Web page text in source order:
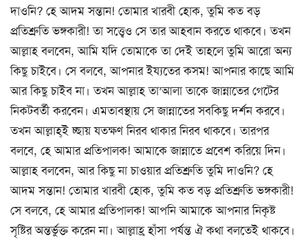
দাওনি? হে আদম সন্তান! তোমার খারবী হোক, তুমি কত বড়
প্রতিশ্রুতি ভঙ্গকারী! তা সত্ত্বেও সে তার আহবান করতে থাকবে। তখন
আল্লাহ বলবেন, আমি যদি তোমাকে তা দেই তাহলে তুমি আরো অন্য
কিছু চাইবে। সে বলবে, আপনার ইয্যতের কসম! আপনার কাছে আমি
আর কিছু চাইব না। তখন আল্লাহ তা’আলা তাকে জান্নাতের গেটের
নিকটবর্তী করবেন। এমতাবস্থায় সে জান্নাতের সবকিছু দর্শন করবে।
তখন আল্লাহ্ই চ্ছায় যতক্ষণ নিরব থাকার নিরব থাকবে। তারপর
বলবে, হে আমার প্রতিপালক! আমাকে জান্নাতে প্রবেশ করিয়ে দিন।
আল্লাহ বলবেন, আর কিছু না চাওয়ার প্রতিশ্রুতি তুমি দাওনি? হে
আদম সন্তান! তোমার খারবী হোক, তুমি কত বড় প্রতিশ্রুতি ভঙ্গকারী!
সে বলবে, হে আমার প্রতিপালক! আপনি আমাকে আপনার নিকৃষ্ট
সৃষ্টির অন্তর্ভুক্ত করেন না। আল্লাহ্র হাঁসা পর্যন্ত ঐ কথা বলতেই থাকবে।